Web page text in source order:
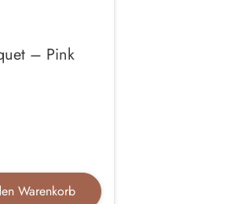
– Pink
Warenkorb